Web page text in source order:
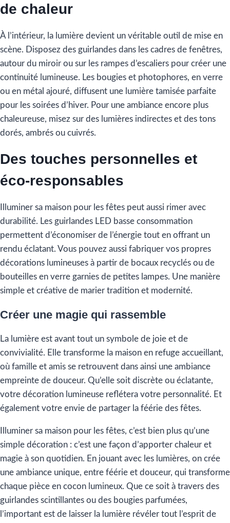
de chaleur
À l’intérieur, la lumière devient un véritable outil de mise en
scène. Disposez des guirlandes dans les cadres de fenêtres,
autour du miroir ou sur les rampes d’escaliers pour créer une
continuité lumineuse. Les bougies et photophores, en verre
ou en métal ajouré, diffusent une lumière tamisée parfaite
pour les soirées d’hiver. Pour une ambiance encore plus
chaleureuse, misez sur des lumières indirectes et des tons
dorés, ambrés ou cuivrés.
Des touches personnelles et
éco-responsables
Illuminer sa maison pour les fêtes peut aussi rimer avec
durabilité. Les guirlandes LED basse consommation
permettent d’économiser de l’énergie tout en offrant un
rendu éclatant. Vous pouvez aussi fabriquer vos propres
décorations lumineuses à partir de bocaux recyclés ou de
bouteilles en verre garnies de petites lampes. Une manière
simple et créative de marier tradition et modernité.
Créer une magie qui rassemble
La lumière est avant tout un symbole de joie et de
convivialité. Elle transforme la maison en refuge accueillant,
où famille et amis se retrouvent dans ainsi une ambiance
empreinte de douceur. Qu’elle soit discrète ou éclatante,
votre décoration lumineuse reflétera votre personnalité. Et
également votre envie de partager la féérie des fêtes.
Illuminer sa maison pour les fêtes, c’est bien plus qu’une
simple décoration : c’est une façon d’apporter chaleur et
magie à son quotidien. En jouant avec les lumières, on crée
une ambiance unique, entre féérie et douceur, qui transforme
chaque pièce en cocon lumineux. Que ce soit à travers des
guirlandes scintillantes ou des bougies parfumées,
l’important est de laisser la lumière révéler tout l’esprit de